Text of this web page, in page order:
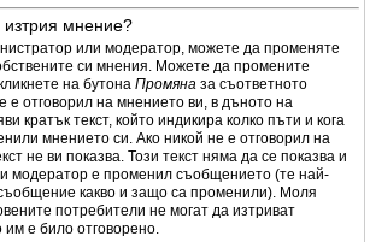
мнение?
или модератор, можете да променяте
си мнения. Можете да промените
на бутона Промяна за съответното
е отговорил на мнението ви, в дъното на
кратък текст, който индикира колко пъти и кога
мнението си. Ако никой не е отговорил на
не ви показва. Този текст няма да се показва и
модератор е променил съобщението (те най-
какво и защо са променили). Моля
потребители не могат да изтриват
им е било отговорено.